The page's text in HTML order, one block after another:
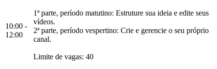
10:00 -
12:00
1ª parte, período matutino: Estruture sua ideia e edite seus
vídeos.
2ª parte, período vespertino: Crie e gerencie o seu próprio
canal.
Limite de vagas: 40